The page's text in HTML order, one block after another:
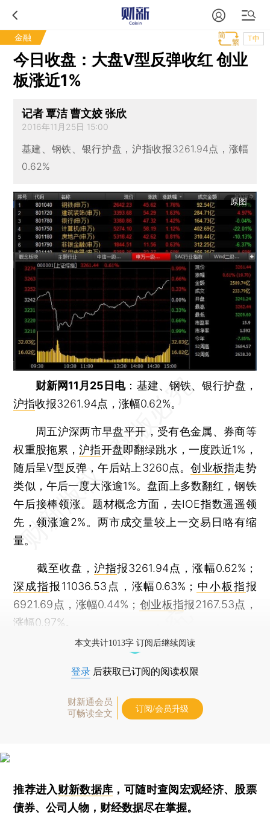
金融 T中
今日收盘：大盘V型反弹收红 创业
板涨近1%
记者 覃洁 曹文姣 张欣
2016年11月25日 15:00
基建、钢铁、银行护盘，沪指收报3261.94点，涨幅
0.62%
原图
财新网11月25日电：基建、钢铁、银行护盘，
沪指收报3261.94点，涨幅0.62%。
周五沪深两市早盘平开，受有色金属、券商等
权重股拖累，沪指开盘即翻绿跳水，一度跌近1%，
随后呈V型反弹，午后站上3260点。创业板指走势
类似，午后一度大涨逾1%。盘面上多数翻红，钢铁
午后接棒领涨。题材概念方面，去IOE指数遥遥领
先，领涨逾2%。两市成交量较上一交易日略有缩
量。
截至收盘， 沪指报3261.94点，涨幅0.62%；
深成指报11036.53点，涨幅0.63%； 中小板指报
6921.69点，涨幅0.44%； 创业板指报2167.53点，
涨幅0.97%。
本文共计1013字 订阅后继续阅读
登录 后获取已订阅的阅读权限
财新通会员
可畅读全文
订阅/会员升级
推荐进入财新数据库 ，可随时查阅宏观经济、股票
债券、公司人物，财经数据尽在掌握。